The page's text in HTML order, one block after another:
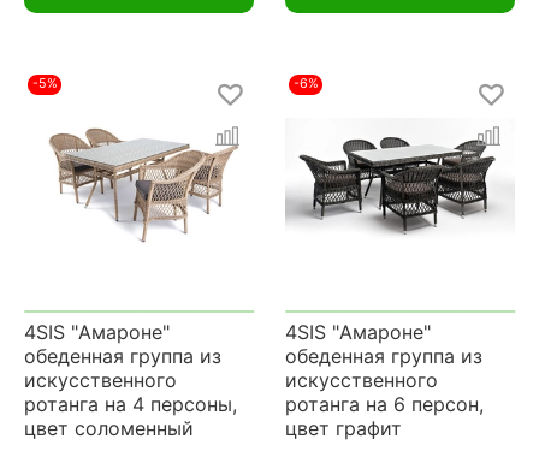
-5%
4SIS "Амароне"
обеденная группа из
искусственного
ротанга на 4 персоны,
цвет соломенный
-6%
4SIS "Амароне"
обеденная группа из
искусственного
ротанга на 6 персон,
цвет графит